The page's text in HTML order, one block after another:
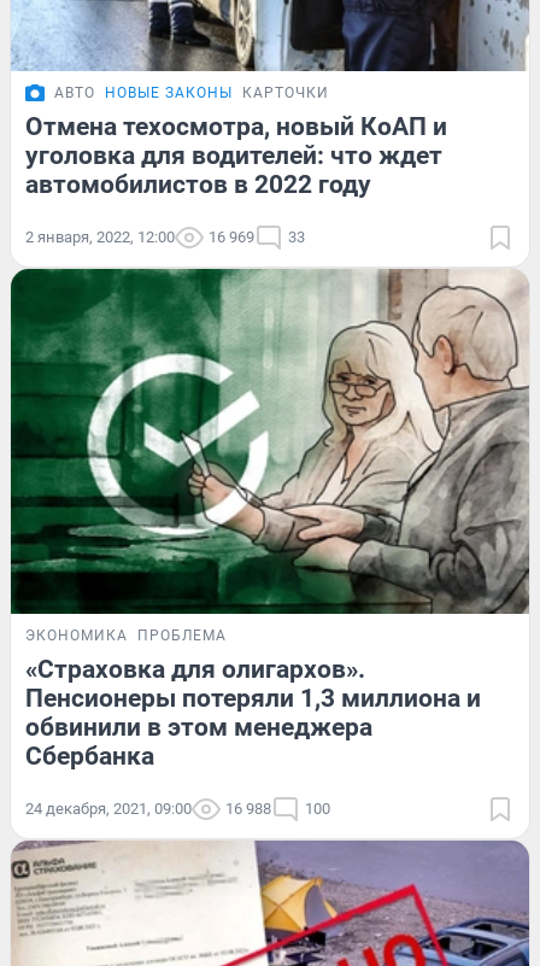
АВТО НОВЫЕ ЗАКОНЫ КАРТОЧКИ
Отмена техосмотра, новый КоАП и
уголовка для водителей: что ждет
автомобилистов в 2022 году
2 января, 2022, 12:00 16 969 33
ЭКОНОМИКА ПРОБЛЕМА
«Страховка для олигархов».
Пенсионеры потеряли 1,3 миллиона и
обвинили в этом менеджера
Сбербанка
24 декабря, 2021, 09:00 16 988 100